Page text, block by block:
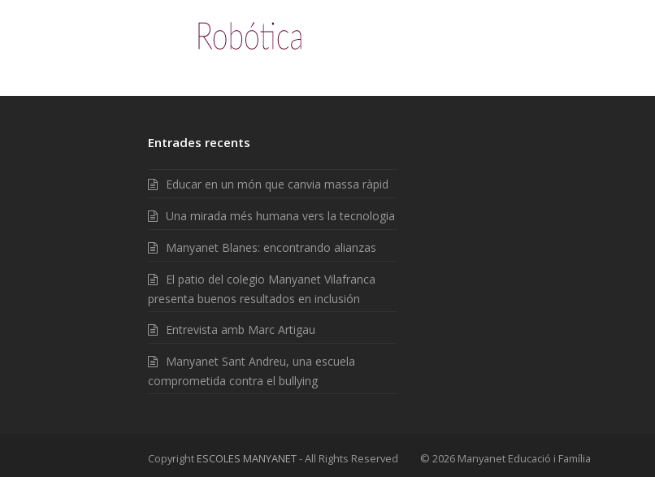
Entrades recents
Educar en un món que canvia massa ràpid
Una mirada més humana vers la tecnologia
Manyanet Blanes: encontrando alianzas
El patio del colegio Manyanet Vilafranca
presenta buenos resultados en inclusión
Entrevista amb Marc Artigau
Manyanet Sant Andreu, una escuela
comprometida contra el bullying
Copyright ESCOLES MANYANET- All Rights Reserved © 2026 Manyanet Educació i Família